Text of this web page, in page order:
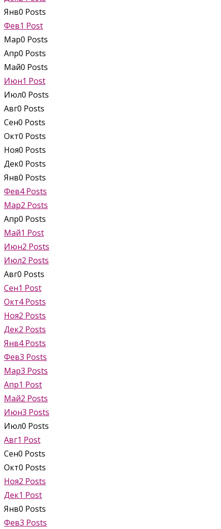
Янв0 Posts
Фев1 Post
Мар0 Posts
Апр0 Posts
Май0 Posts
Июн1 Post
Июл0 Posts
Авг0 Posts
Сен0 Posts
Окт0 Posts
Ноя0 Posts
Дек0 Posts
Янв0 Posts
Фев4 Posts
Мар2 Posts
Апр0 Posts
Май1 Post
Июн2 Posts
Июл2 Posts
Авг0 Posts
Сен1 Post
Окт4 Posts
Ноя2 Posts
Дек2 Posts
Янв4 Posts
Фев3 Posts
Мар3 Posts
Апр1 Post
Май2 Posts
Июн3 Posts
Июл0 Posts
Авг1 Post
Сен0 Posts
Окт0 Posts
Ноя2 Posts
Дек1 Post
Янв0 Posts
Фев3 Posts